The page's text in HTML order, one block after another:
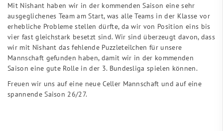
Mit Nishant haben wir in der kommenden Saison eine sehr
ausgeglichenes Team am Start, was alle Teams in der Klasse vor
erhebliche Probleme stellen dürfte, da wir von Position eins bis
vier fast gleichstark besetzt sind. Wir sind überzeugt davon, dass
wir mit Nishant das fehlende Puzzleteilchen für unsere
Mannschaft gefunden haben, damit wir in der kommenden
Saison eine gute Rolle in der 3. Bundesliga spielen können.
Freuen wir uns auf eine neue Celler Mannschaft und auf eine
spannende Saison 26/27.